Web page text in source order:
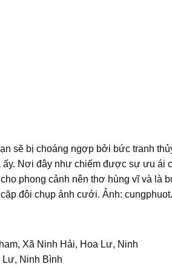
sẽ bị choáng ngợp bởi bức tranh
Nơi đây như chiếm được sự ưu ái
phong cảnh nên thơ hùng vĩ và là
đôi chụp ảnh cưới. Ảnh:
Xã Ninh Hải, Hoa Lư, Ninh
Lư, Ninh Bình